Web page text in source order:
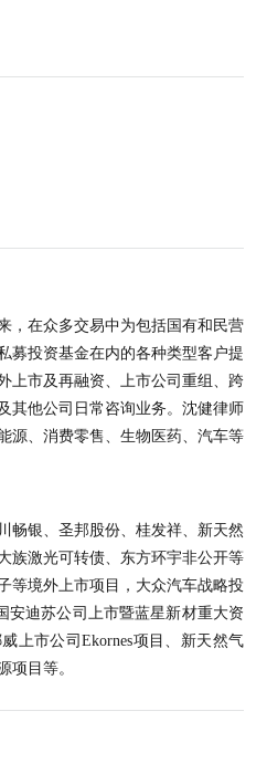
，在众多交易中为包括国有和民营
募投资基金在内的各种类型客户提
上市及再融资、上市公司重组、跨
其他公司日常咨询业务。沈健律师
源、消费零售、生物医药、汽车等
畅银、圣邦股份、桂发祥、新天然
族激光可转债、东方环宇非公开等
等境外上市项目，大众汽车战略投
安迪苏公司上市暨蓝星新材重大资
上市公司Ekornes项目、新天然气
项目等。